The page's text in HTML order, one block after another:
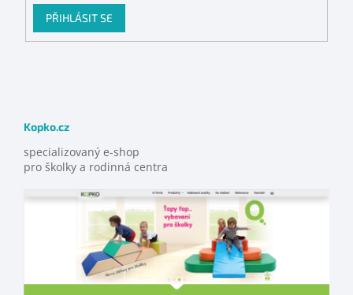
PŘIHLÁSIT SE
Kopko.cz
specializovaný e-shop
pro školky a rodinná centra